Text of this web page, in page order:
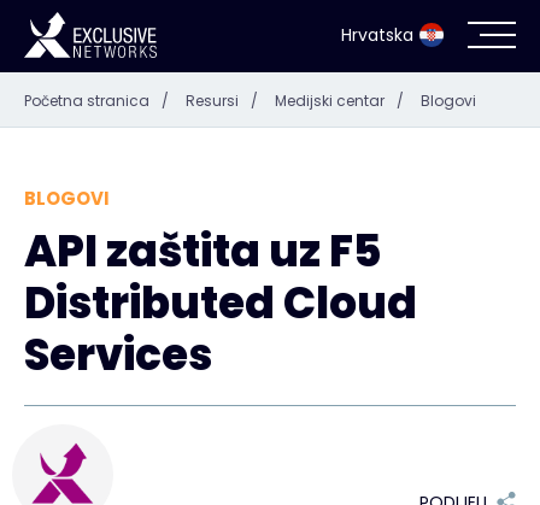
Hrvatska
Kibernetička sigurnost
Ecosustav
Resursi
Tvrtka
Početna stranica / Resursi / Medijski centar / Blogovi
BLOGOVI
API zaštita uz F5
Distributed Cloud
Services